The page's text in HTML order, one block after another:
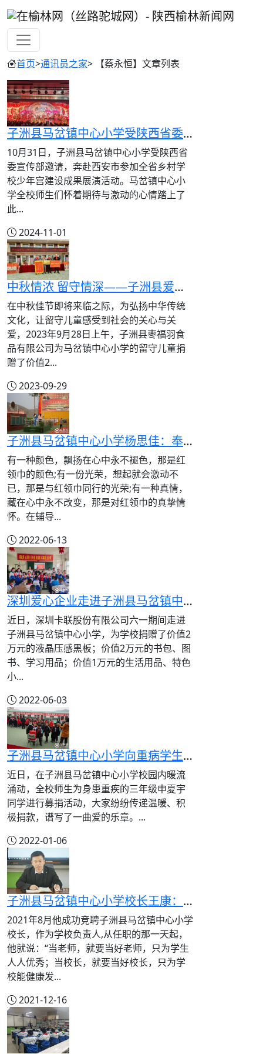
首页>通讯员之家> 【蔡永恒】文章列表
子洲县马岔镇中心小学受陕西省委宣传部邀请赴西安市参加全省乡村学校少年宫建设成果展演活动
10月31日，子洲县马岔镇中心小学受陕西省
委宣传部邀请，奔赴西安市参加全省乡村学
校少年宫建设成果展演活动。马岔镇中心小
学全校师生们怀着期待与激动的心情踏上了
此...
2024-11-01
中秋情浓 留守情深——子洲县爱心公司为马岔镇中心小学捐赠爱心月饼
在中秋佳节即将来临之际，为弘扬中华传统
文化，让留守儿童感受到社会的关心与关
爱，2023年9月28日上午，子洲县枣福羽食
品有限公司为马岔镇中心小学的留守儿童捐
赠了价值2...
2023-09-29
子洲县马岔镇中心小学杨思佳：奉献青春，与星星火炬旗帜齐飞扬
有一种颜色，飘扬在心中永不褪色，那是红
领巾的颜色;有一份光荣，想起就会激动不
已，那是与红领巾同行的光荣;有一种真情，
藏在心中永不改变，那是对红领巾的真挚情
怀。在辅导...
2022-06-13
深圳爱心企业走进子洲县马岔镇中心小学开展爱心助学活动
近日，深圳卡联股份有限公司六一期间走进
子洲县马岔镇中心小学，为学校捐赠了价值2
万元的液晶压感黑板；价值2万元的书包、图
书、学习用品；价值1万元的生活用品、特色
小...
2022-06-03
子洲县马岔镇中心小学向重病学生捐款献爱心
近日，在子洲县马岔镇中心小学校园内暖流
涌动，全校师生为身患重疾的三年级申夏宇
同学进行募捐活动，大家纷纷传递温暖、积
极捐款，谱写了一曲爱的乐章。...
2022-01-06
子洲县马岔镇中心小学校长王康：敢立潮头的行船人
2021年8月他成功竞聘子洲县马岔镇中心小学
校长，作为学校负责人,从任职的那一天起，
他就说：“当老师，就要当好老师，只为学生
人人优秀；当校长，就要当好校长，只为学
校能健康发...
2021-12-16